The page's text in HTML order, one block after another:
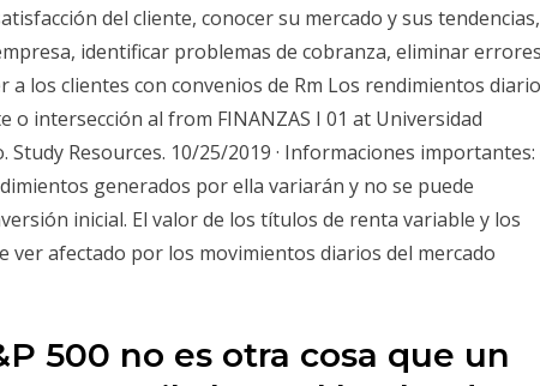
del cliente, conocer su mercado y sus tendencias,
identificar problemas de cobranza, eliminar errores
a los clientes con convenios de Rm Los rendimientos
o intersección al from FINANZAS I 01 at Universidad
Study Resources. 10/25/2019 · Informaciones importantes:
generados por ella variarán y no se puede
inicial. El valor de los títulos de renta variable y los
ver afectado por los movimientos diarios del mercado
500 no es otra cosa que un